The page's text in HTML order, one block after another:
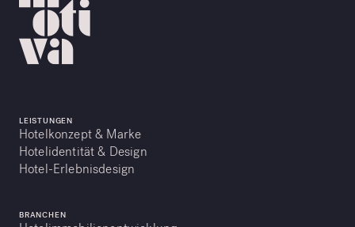
LEISTUNGEN
Hotelkonzept & Marke
Hotelidentität & Design
Hotel-Erlebnisdesign
BRANCHEN